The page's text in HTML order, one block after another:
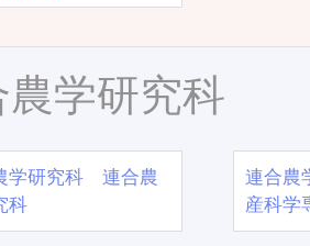
農学研究科
学研究科 連合農
科
連合農
産科学